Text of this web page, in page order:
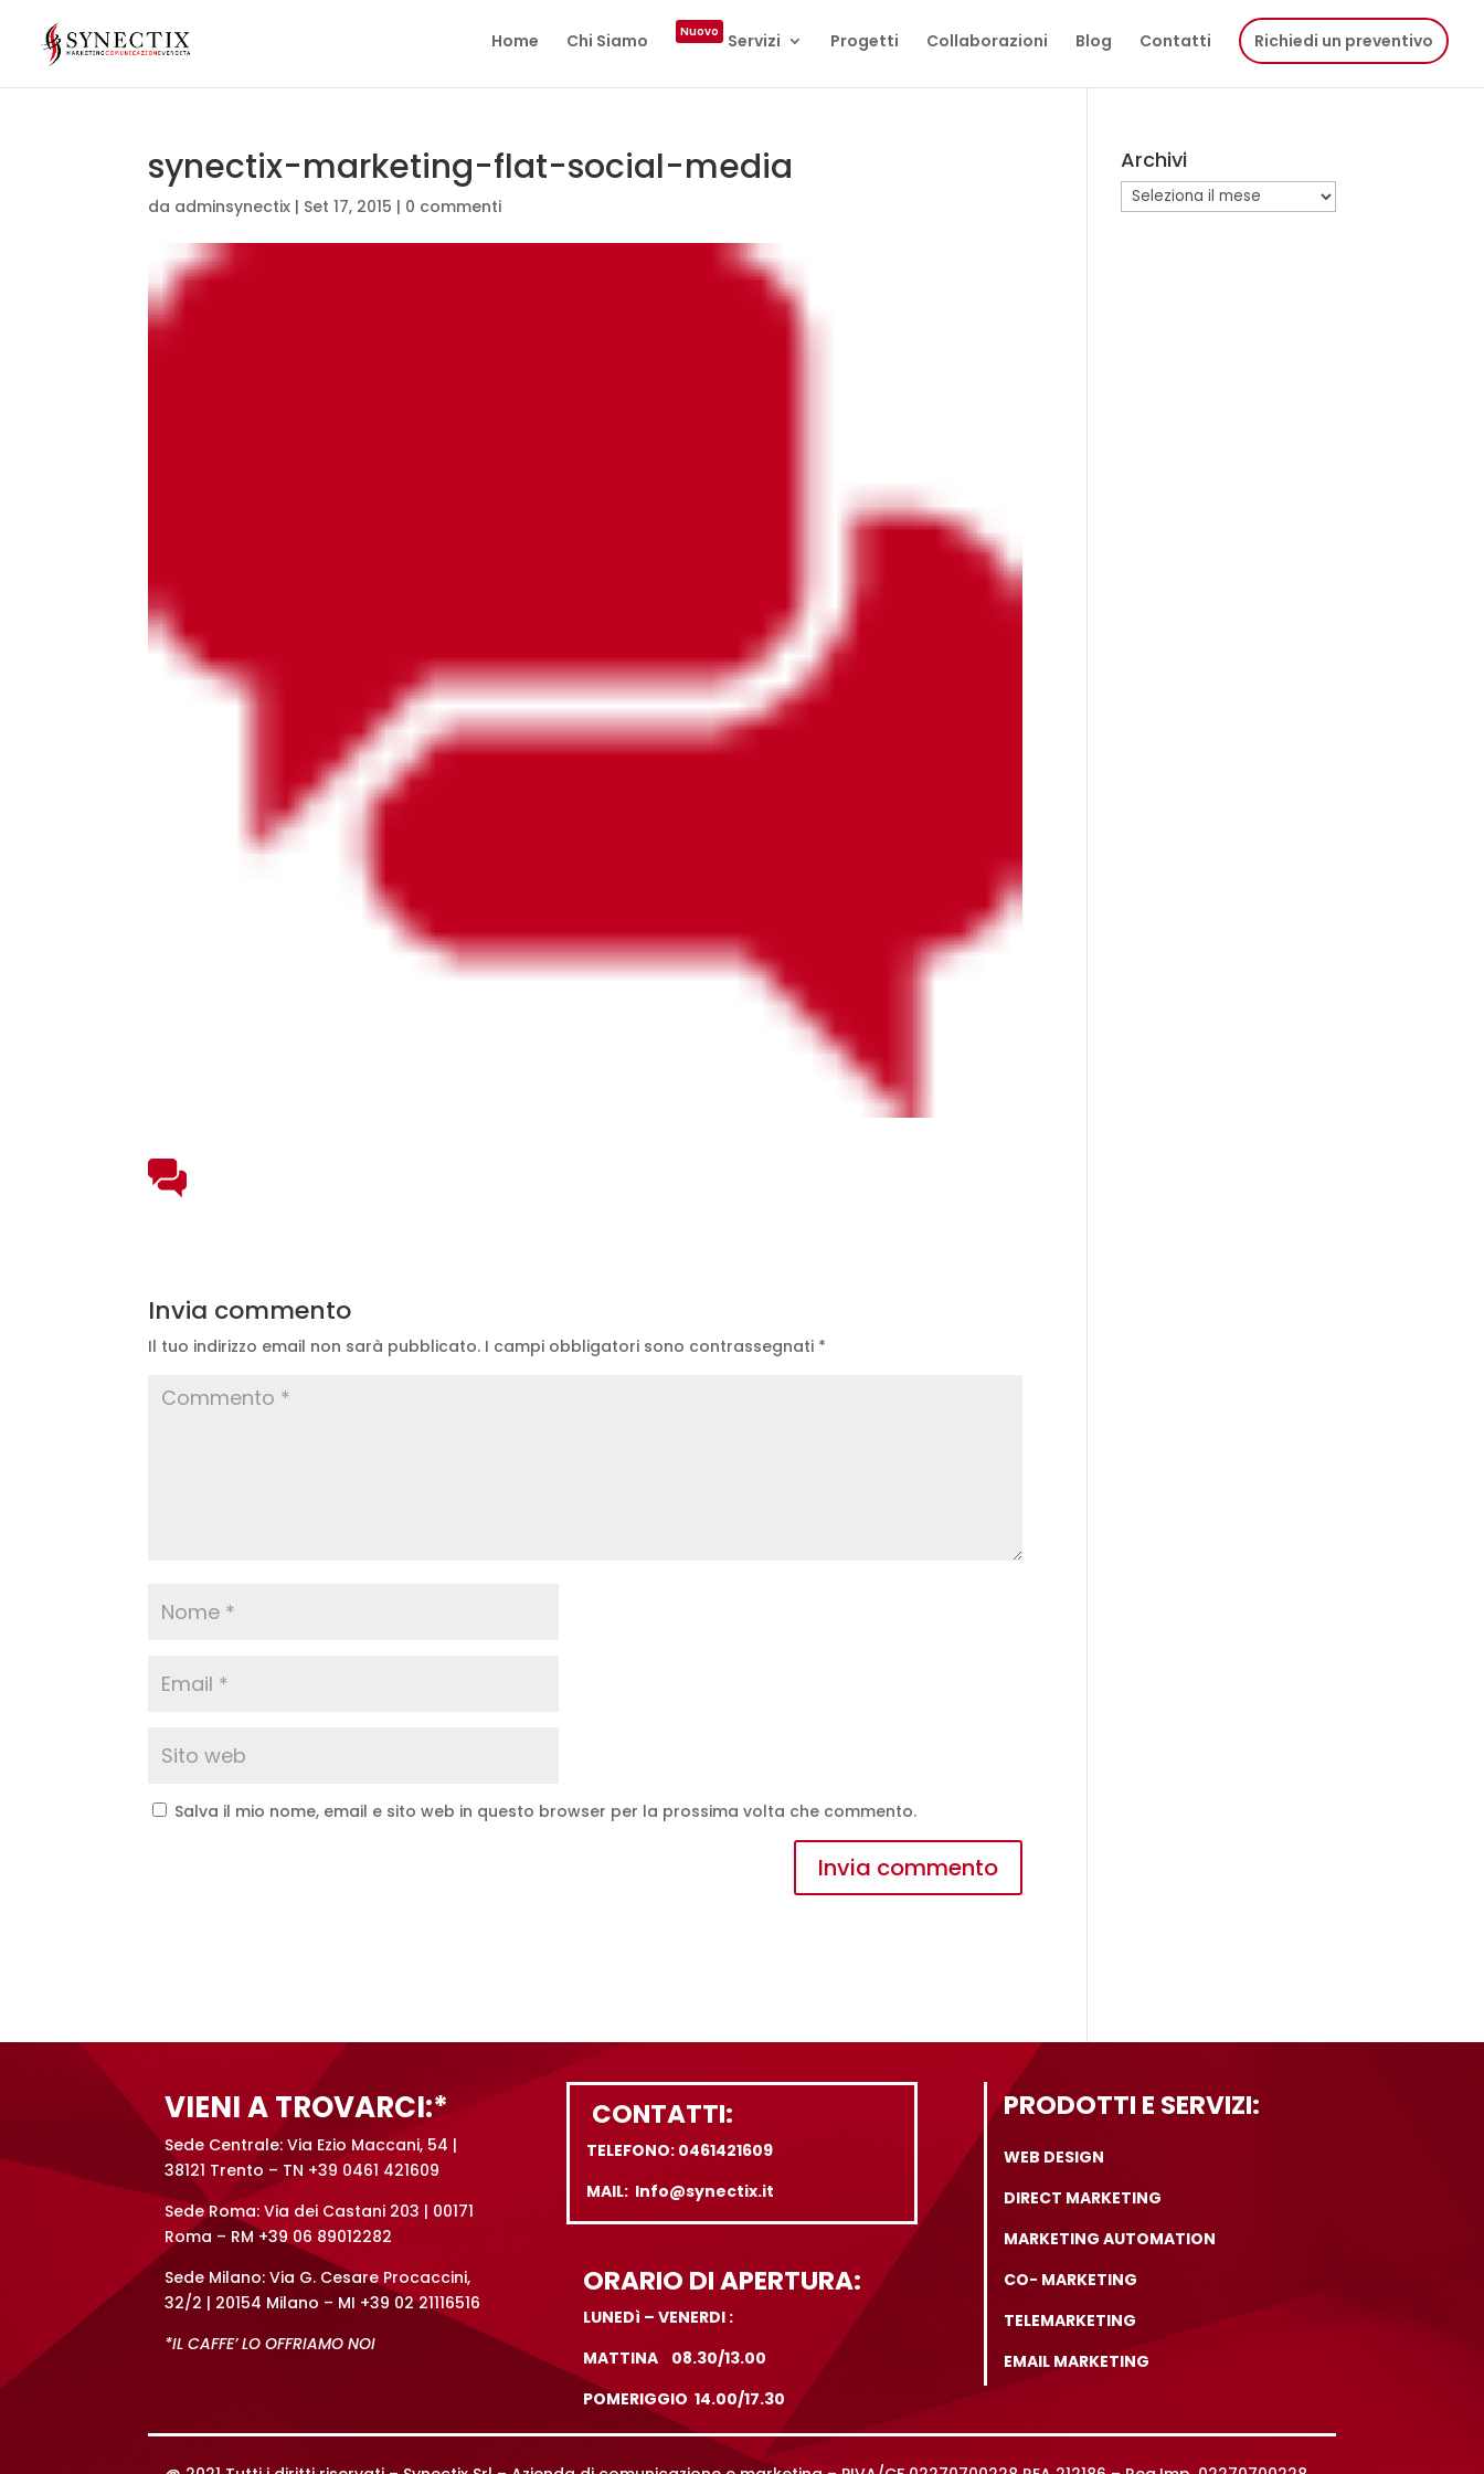
Home Chi Siamo Nuovo Servizi Progetti Collaborazioni Blog Contatti Richiedi un preventivo
synectix-marketing-flat-social-media
da adminsynectix | Set 17, 2015 | 0 commenti
Invia commento
Il tuo indirizzo email non sarà pubblicato. I campi obbligatori sono contrassegnati *
Salva il mio nome, email e sito web in questo browser per la prossima volta che commento.
v
Archivi
Archivi
VIENI A TROVARCI:*
Sede Centrale: Via Ezio Maccani, 54 |
38121 Trento – TN +39 0461 421609
Sede Roma: Via dei Castani 203 | 00171
Roma – RM +39 06 89012282
Sede Milano: Via G. Cesare Procaccini,
32/2 | 20154 Milano – MI +39 02 21116516
*IL CAFFE’ LO OFFRIAMO NOI
CONTATTI:
TELEFONO: 0461421609
MAIL: Info@synectix.it
ORARIO DI APERTURA:
LUNEDì – VENERDI :
MATTINA 08.30/13.00
POMERIGGIO 14.00/17.30
PRODOTTI E SERVIZI:
WEB DESIGN
DIRECT MARKETING
MARKETING AUTOMATION
CO- MARKETING
TELEMARKETING
EMAIL MARKETING